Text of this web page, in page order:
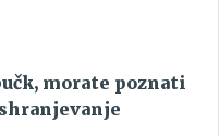
morate poznati